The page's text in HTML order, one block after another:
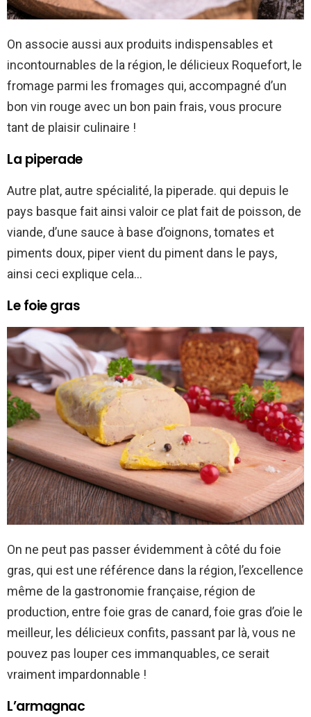
On associe aussi aux produits indispensables et
incontournables de la région, le délicieux Roquefort, le
fromage parmi les fromages qui, accompagné d’un
bon vin rouge avec un bon pain frais, vous procure
tant de plaisir culinaire !
La piperade
Autre plat, autre spécialité, la piperade. qui depuis le
pays basque fait ainsi valoir ce plat fait de poisson, de
viande, d’une sauce à base d’oignons, tomates et
piments doux, piper vient du piment dans le pays,
ainsi ceci explique cela…
Le foie gras
On ne peut pas passer évidemment à côté du foie
gras, qui est une référence dans la région, l’excellence
même de la gastronomie française, région de
production, entre foie gras de canard, foie gras d’oie le
meilleur, les délicieux confits, passant par là, vous ne
pouvez pas louper ces immanquables, ce serait
vraiment impardonnable !
L’armagnac